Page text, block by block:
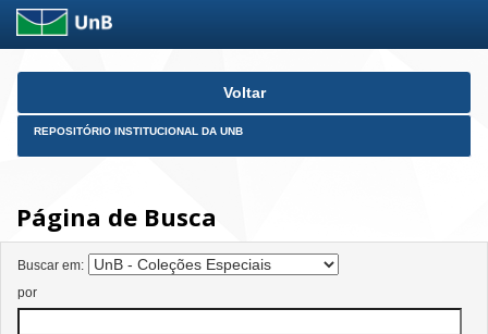
Skip
Voltar
REPOSITÓRIO INSTITUCIONAL DA UNB
Página de Busca
Buscar em:
por